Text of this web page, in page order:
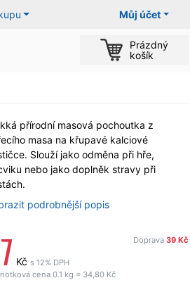
Můj účet
Prázdný
košík
přírodní masová pochoutka z
masa na křupavé kalciové
Slouží jako odměna při hře,
nebo jako doplněk stravy při
podrobnější popis
Doprava 39 Kč
Kč s 12% DPH
cena 0.1 kg = 34,80 Kč